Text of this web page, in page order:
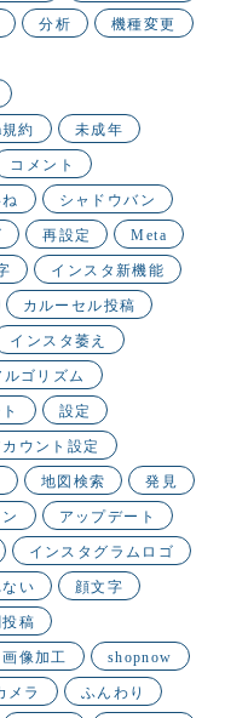
分析 機種変更
約 未成年
コメント
シャドウバン
再設定 Meta
インスタ新機能
カルーセル投稿
インスタ萎え
ルゴリズム
設定
カウント設定
地図検索 発見
アップデート
インスタグラムロゴ
い 顔文字
稿
画像加工 shopnow
メラ ふんわり